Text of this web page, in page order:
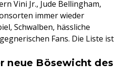
Vini Jr., Jude Bellingham,
immer wieder
Schwalben, hässliche
Fans. Die Liste ist
neue Bösewicht des